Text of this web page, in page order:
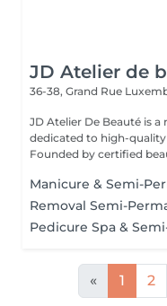
JD Atelier de
36-38, Grand Rue
JD Atelier De Beauté is
dedicated to high-quality
Founded by certified
Manicure & Semi-
Removal Semi-
Pedicure Spa &
« 1 2